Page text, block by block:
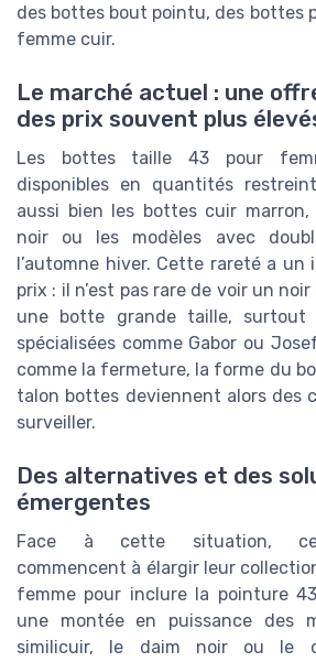
des bottes bout pointu, des bottes
femme cuir.
Le marché actuel : une
des prix souvent plus
Les bottes taille 43 pour
disponibles en quantités
aussi bien les bottes cuir
noir ou les modèles avec
l’automne hiver. Cette rareté a
prix : il n’est pas rare de voir un
une botte grande taille, surtout
spécialisées comme Gabor ou
comme la fermeture, la forme du
talon bottes deviennent alors des
surveiller.
Des alternatives et des
émergentes
Face à cette situation,
commencent à élargir leur
femme pour inclure la pointure
une montée en puissance des
similicuir, le daim noir ou le